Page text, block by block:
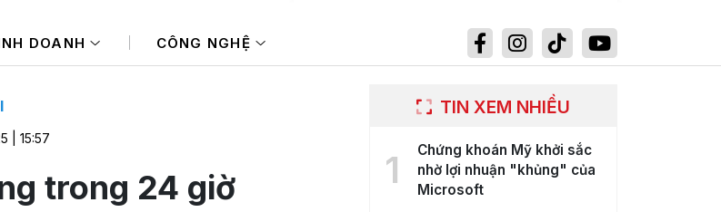
ngoại ngắt mạch mua ròng, tập trung "xả"
DOANH CÔNG NGHỆ
| 15:57
trong 24 giờ
TIN XEM NHIỀU
1
Chứng khoán Mỹ khởi sắc
nhờ lợi nhuận "khủng" của
Microsoft